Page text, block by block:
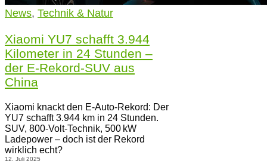
News, Technik & Natur
Xiaomi YU7 schafft 3.944
Kilometer in 24 Stunden –
der E-Rekord-SUV aus
China
Xiaomi knackt den E-Auto-Rekord: Der
YU7 schafft 3.944 km in 24 Stunden.
SUV, 800-Volt-Technik, 500 kW
Ladepower – doch ist der Rekord
wirklich echt?
12. Juli 2025